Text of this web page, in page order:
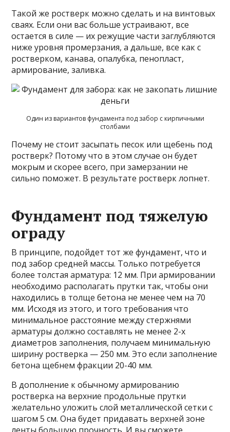
Такой же ростверк можно сделать и на винтовых
сваях. Если они вас больше устраивают, все
остается в силе — их режущие части заглубляются
ниже уровня промерзания, а дальше, все как с
ростверком, канава, опалубка, пенопласт,
армирование, заливка.
Один из вариантов фундамента под забор с кирпичными
столбами
Почему не стоит засыпать песок или щебень под
ростверк? Потому что в этом случае он будет
мокрым и скорее всего, при замерзании не
сильно поможет. В результате ростверк лопнет.
Фундамент под тяжелую
ограду
В принципе, подойдет тот же фундамент, что и
под забор средней массы. Только потребуется
более толстая арматура: 12 мм. При армировании
необходимо располагать прутки так, чтобы они
находились в толще бетона не менее чем на 70
мм. Исходя из этого, и того требования что
минимальное расстояние между стержнями
арматуры должно составлять не менее 2-х
диаметров заполнения, получаем минимальную
ширину ростверка — 250 мм. Это если заполнение
бетона щебнем фракции 20-40 мм.
В дополнение к обычному армированию
ростверка на верхние продольные прутки
желательно уложить слой металлической сетки с
шагом 5 см. Она будет придавать верхней зоне